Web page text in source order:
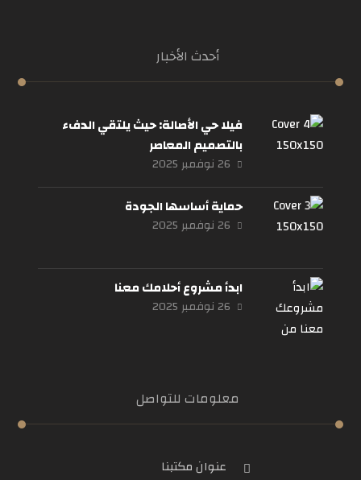
أحدث الأخبار
فيلا حي الأصالة: حيث يلتقي الدفء
بالتصميم المعاصر
26 نوفمبر 2025
حماية أساسها الجودة
26 نوفمبر 2025
ابدأ مشروع أحلامك معنا
26 نوفمبر 2025
معلومات للتواصل
عنوان مكتبنا